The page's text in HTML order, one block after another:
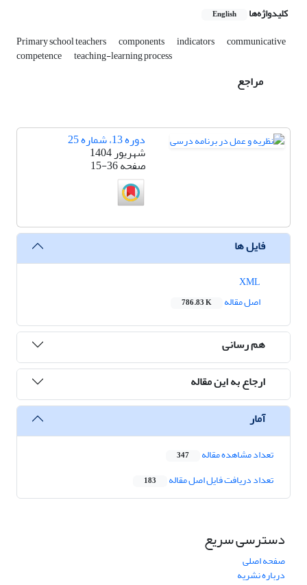
کلیدواژه‌ها English
Primary school teachers components indicators communicative
competence teaching-learning process
مراجع
دوره 13، شماره 25
شهریور 1404
صفحه15-36
فایل ها
اصل مقاله
786.83 K
هم رسانی
ارجاع به این مقاله
آمار
تعداد مشاهده مقاله 347
تعداد دریافت فایل اصل مقاله 183
دسترسی سریع
صفحه اصلی
درباره نشریه